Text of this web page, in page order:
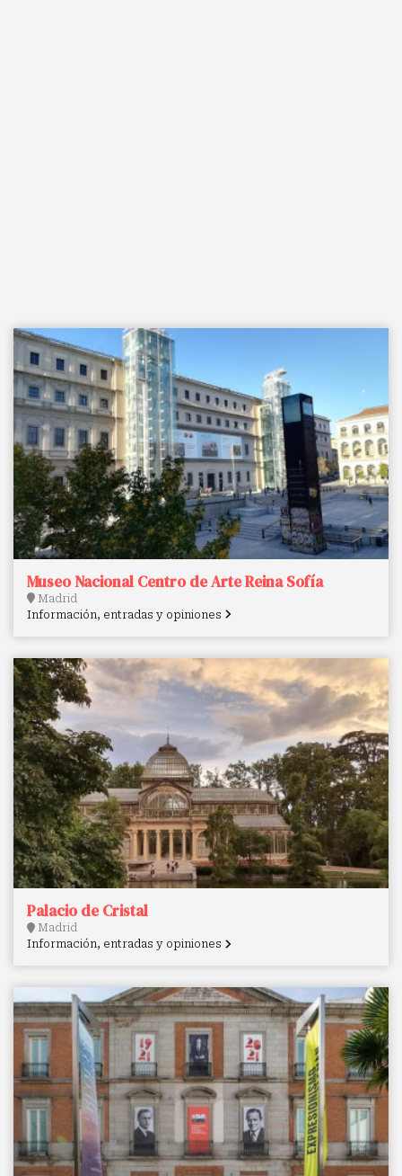
Museo Nacional Centro de Arte Reina Sofía
Madrid
Información, entradas y opiniones
Palacio de Cristal
Madrid
Información, entradas y opiniones